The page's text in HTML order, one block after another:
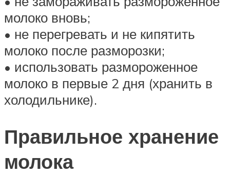
молоко вновь;
• не перегревать и не кипятить
молоко после разморозки;
• использовать размороженное
молоко в первые 2 дня (хранить в
холодильнике).
Правильное хранение
молока